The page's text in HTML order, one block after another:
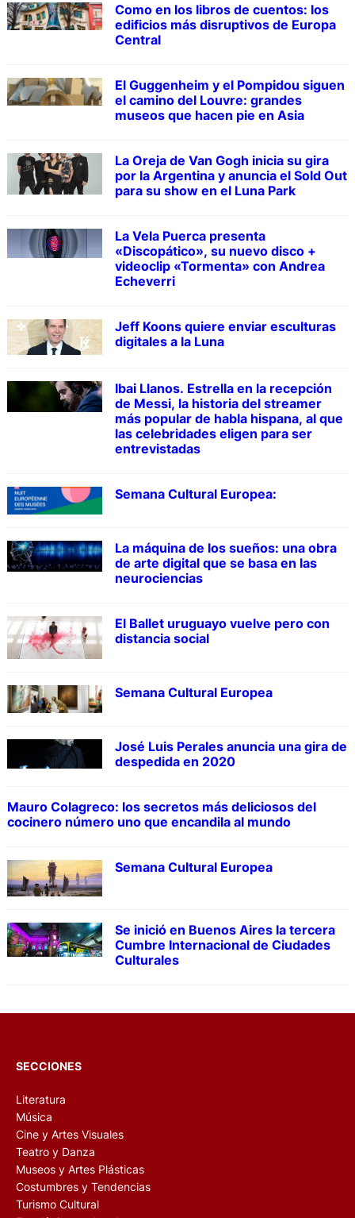
Como en los libros de cuentos: los
edificios más disruptivos de Europa
Central
El Guggenheim y el Pompidou siguen
el camino del Louvre: grandes
museos que hacen pie en Asia
La Oreja de Van Gogh inicia su gira
por la Argentina y anuncia el Sold Out
para su show en el Luna Park
La Vela Puerca presenta
«Discopático», su nuevo disco +
videoclip «Tormenta» con Andrea
Echeverri
Jeff Koons quiere enviar esculturas
digitales a la Luna
Ibai Llanos. Estrella en la recepción
de Messi, la historia del streamer
más popular de habla hispana, al que
las celebridades eligen para ser
entrevistadas
Semana Cultural Europea:
La máquina de los sueños: una obra
de arte digital que se basa en las
neurociencias
El Ballet uruguayo vuelve pero con
distancia social
Semana Cultural Europea
José Luis Perales anuncia una gira de
despedida en 2020
Mauro Colagreco: los secretos más deliciosos del
cocinero número uno que encandila al mundo
Semana Cultural Europea
Se inició en Buenos Aires la tercera
Cumbre Internacional de Ciudades
Culturales
SECCIONES
Literatura
Música
Cine y Artes Visuales
Teatro y Danza
Museos y Artes Plásticas
Costumbres y Tendencias
Turismo Cultural